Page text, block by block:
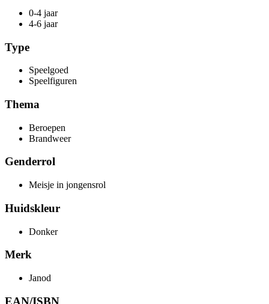
0-4 jaar
4-6 jaar
Type
Speelgoed
Speelfiguren
Thema
Beroepen
Brandweer
Genderrol
Meisje in jongensrol
Huidskleur
Donker
Merk
Janod
EAN/ISBN